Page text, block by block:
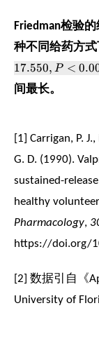
Friedman检验
种不同给药方
17.550, P <
间最长。
[1] Carrigan, P.
G. D. (1990).
sustained-
healthy
Pharmacology,
https://doi.org/
[2] 数据引自《
University of